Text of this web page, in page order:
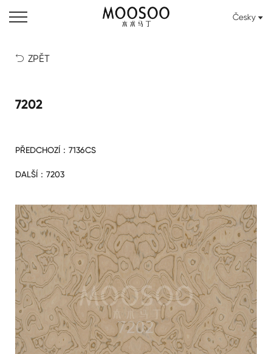
Česky
 ZPĚT
7202
PŘEDCHOZÍ： 7136CS
DALŠÍ： 7203